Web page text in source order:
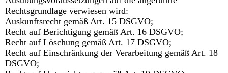
Rechtsgrundlage verwiesen wird:
Auskunftsrecht gemäß Art. 15 DSGVO;
Recht auf Berichtigung gemäß Art. 16 DSGVO;
Recht auf Löschung gemäß Art. 17 DSGVO;
Recht auf Einschränkung der Verarbeitung gemäß Art. 18
DSGVO;